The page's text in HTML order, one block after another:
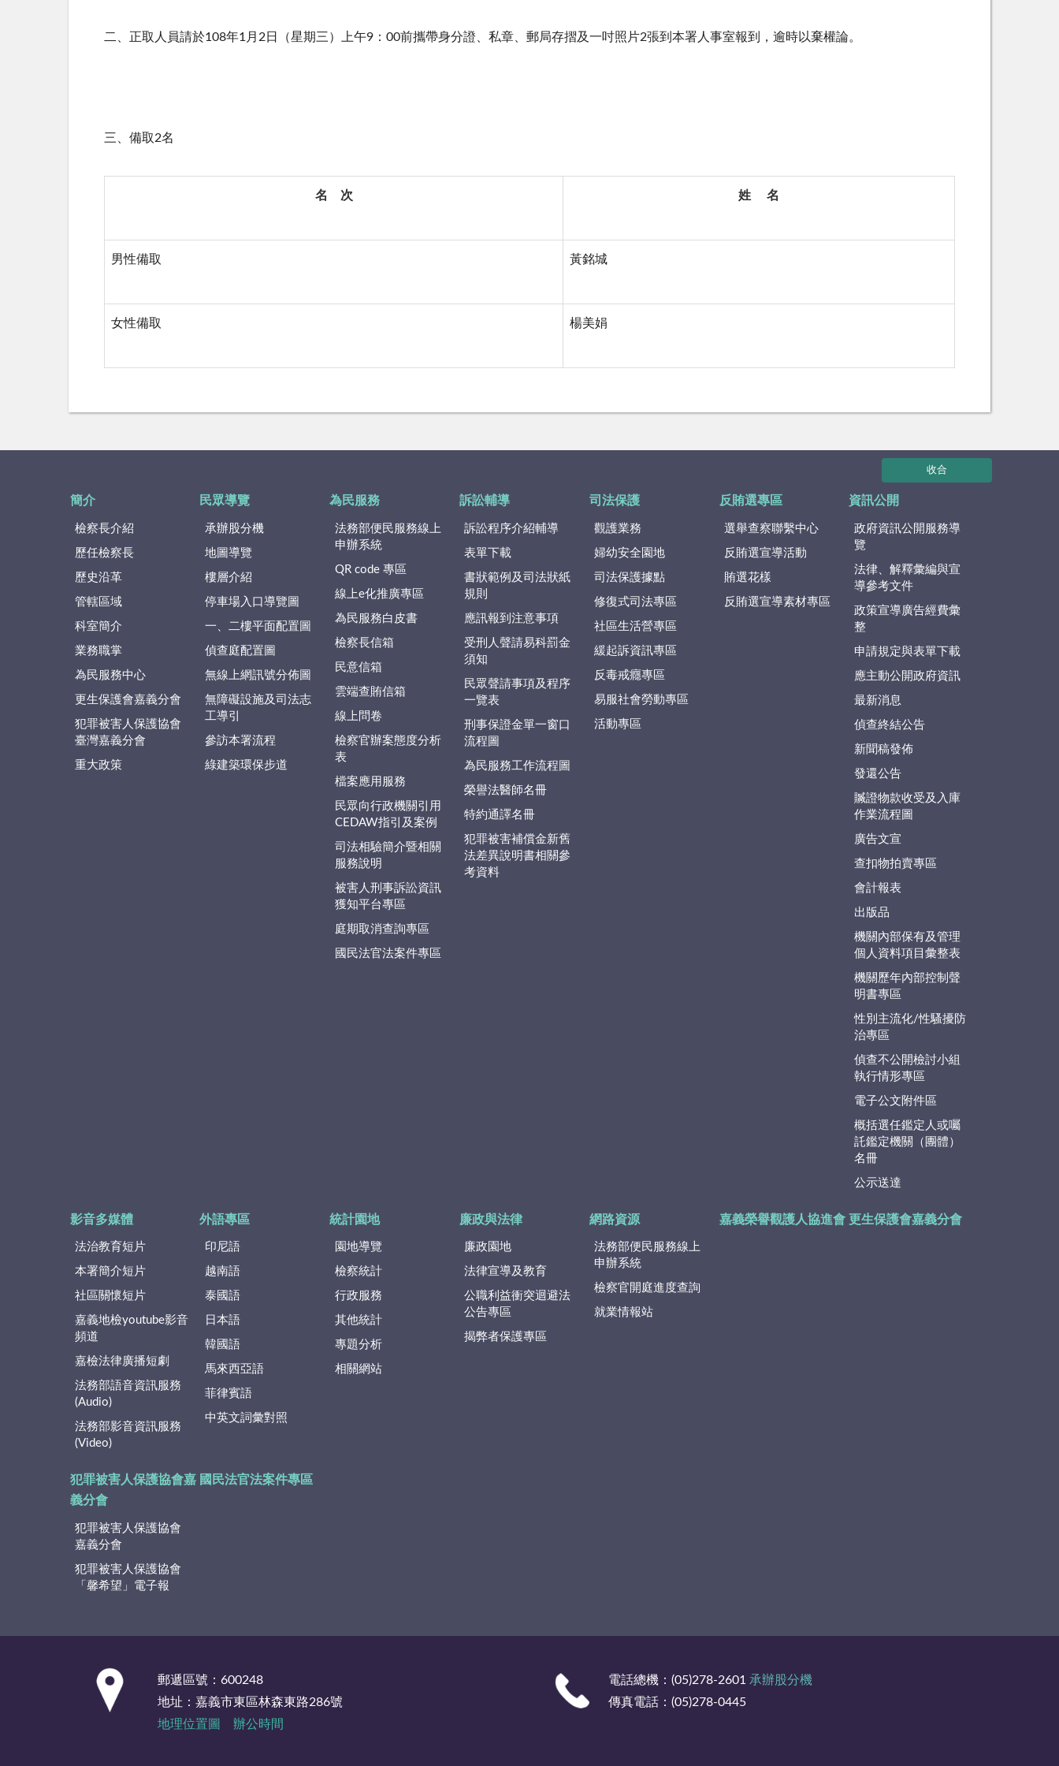
二、正取人員請於108年1月2日（星期三）上午9：00前攜帶身分證、私章、郵局存摺及一吋照片2張到本署人事室報到，逾時以棄權論。
三、備取2名
名 次 姓 名
男性備取 黃銘城
女性備取 楊美娟
收合
簡介
檢察長介紹
歷任檢察長
歷史沿革
管轄區域
科室簡介
業務職掌
為民服務中心
更生保護會嘉義分會
犯罪被害人保護協會
臺灣嘉義分會
重大政策
民眾導覽
承辦股分機
地圖導覽
樓層介紹
停車場入口導覽圖
一、二樓平面配置圖
偵查庭配置圖
無線上網訊號分佈圖
無障礙設施及司法志
工導引
參訪本署流程
綠建築環保步道
為民服務
法務部便民服務線上
申辦系統
QR code 專區
線上e化推廣專區
為民服務白皮書
檢察長信箱
民意信箱
雲端查賄信箱
線上問卷
檢察官辦案態度分析
表
檔案應用服務
民眾向行政機關引用
CEDAW指引及案例
司法相驗簡介暨相關
服務說明
被害人刑事訴訟資訊
獲知平台專區
庭期取消查詢專區
國民法官法案件專區
訴訟輔導
訴訟程序介紹輔導
表單下載
書狀範例及司法狀紙
規則
應訊報到注意事項
受刑人聲請易科罰金
須知
民眾聲請事項及程序
一覽表
刑事保證金單一窗口
流程圖
為民服務工作流程圖
榮譽法醫師名冊
特約通譯名冊
犯罪被害補償金新舊
法差異說明書相關參
考資料
司法保護
觀護業務
婦幼安全園地
司法保護據點
修復式司法專區
社區生活營專區
緩起訴資訊專區
反毒戒癮專區
易服社會勞動專區
活動專區
反賄選專區
選舉查察聯繫中心
反賄選宣導活動
賄選花樣
反賄選宣導素材專區
資訊公開
政府資訊公開服務導
覽
法律、解釋彙編與宣
導參考文件
政策宣導廣告經費彙
整
申請規定與表單下載
應主動公開政府資訊
最新消息
偵查終結公告
新聞稿發佈
發還公告
贓證物款收受及入庫
作業流程圖
廣告文宣
查扣物拍賣專區
會計報表
出版品
機關內部保有及管理
個人資料項目彙整表
機關歷年內部控制聲
明書專區
性別主流化/性騷擾防
治專區
偵查不公開檢討小組
執行情形專區
電子公文附件區
概括選任鑑定人或囑
託鑑定機關（團體）
名冊
公示送達
影音多媒體
法治教育短片
本署簡介短片
社區關懷短片
嘉義地檢youtube影音
頻道
嘉檢法律廣播短劇
法務部語音資訊服務
(Audio)
法務部影音資訊服務
(Video)
外語專區
印尼語
越南語
泰國語
日本語
韓國語
馬來西亞語
菲律賓語
中英文詞彙對照
統計園地
園地導覽
檢察統計
行政服務
其他統計
專題分析
相關網站
廉政與法律
廉政園地
法律宣導及教育
公職利益衝突迴避法
公告專區
揭弊者保護專區
網路資源
法務部便民服務線上
申辦系統
檢察官開庭進度查詢
就業情報站
嘉義榮譽觀護人協進會 更生保護會嘉義分會
犯罪被害人保護協會嘉
義分會
犯罪被害人保護協會
嘉義分會
犯罪被害人保護協會
「馨希望」電子報
國民法官法案件專區
郵遞區號：600248
地址：嘉義市東區林森東路286號
地理位置圖
辦公時間
電話總機：(05)278-2601 承辦股分機
傳真電話：(05)278-0445